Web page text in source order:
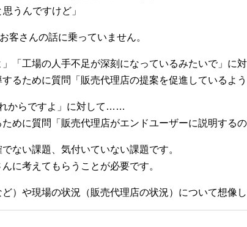
うんですけど」
客さんの話に乗っていません。
「工場の人手不足が深刻になっているみたいで」に
るために質問「販売代理店の提案を促進しているよ
からですよ」に対して……
めに質問「販売代理店がエンドユーザーに説明する
ない課題、気付いていない課題です。
に考えてもらうことが必要です。
）や現場の状況（販売代理店の状況）について想